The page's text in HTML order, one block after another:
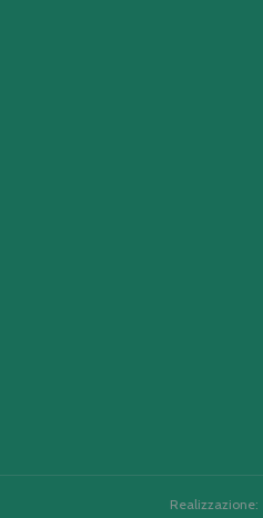
Realizzazione: